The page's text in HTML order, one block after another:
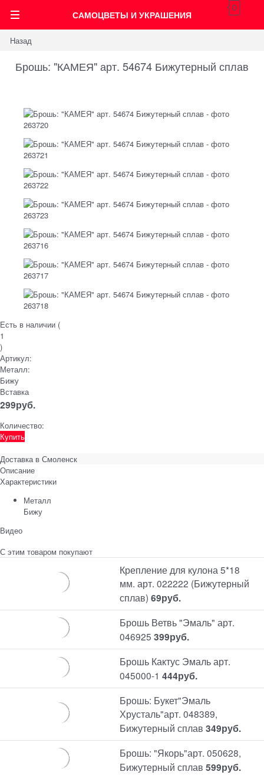
САМОЦВЕТЫ И УКРАШЕНИЯ
0
Назад
Брошь: "КАМЕЯ" арт. 54674 Бижутерный сплав
Есть в наличии (
1
)
Артикул:
Металл:
Бижу
Вставка
299руб.
Количество:
Купить
Доставка в Смоленск
Описание
Характеристики
Металл
Бижу
Видео
С этим товаром покупают
Крепление для кулона 5*18
мм. арт. 022222 (Бижутерный
сплав) 69руб.
Брошь Ветвь "Эмаль" арт.
046925 399руб.
Брошь Кактус Эмаль арт.
045000-1 444руб.
Брошь: Букет"Эмаль
Хрусталь"арт. 048389,
Бижутерный сплав 349руб.
Брошь: "Якорь"арт. 050628,
Бижутерный сплав 599руб.